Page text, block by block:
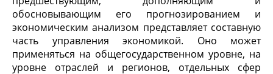
обосновывающим его прогнозированием и
экономическим анализом представляет составную
часть управления экономикой. Оно может
применяться на общегосударственном уровне, на
уровне отраслей и регионов, отдельных сфер